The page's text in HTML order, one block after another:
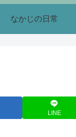
なかじの日常
LINE